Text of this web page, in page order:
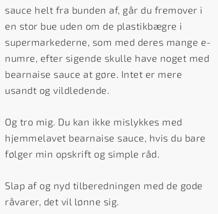
sauce helt fra bunden af, går du fremover i
en stor bue uden om de plastikbægre i
supermarkederne, som med deres mange e-
numre, efter sigende skulle have noget med
bearnaise sauce at gøre. Intet er mere
usandt og vildledende.
Og tro mig. Du kan ikke mislykkes med
hjemmelavet bearnaise sauce, hvis du bare
følger min opskrift og simple råd.
Slap af og nyd tilberedningen med de gode
råvarer, det vil lønne sig.